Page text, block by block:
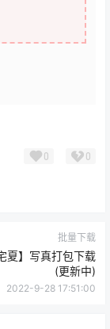
0 0
批量下载
夏】写真打包下载
(更新中)
2022-9-28 17:51:00